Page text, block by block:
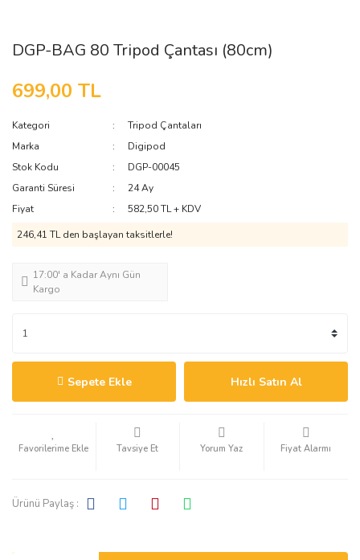
DGP-BAG 80 Tripod Çantası (80cm)
699,00 TL
Kategori
Tripod Çantaları
Marka
Digipod
Stok Kodu
DGP-00045
Garanti Süresi
24 Ay
Fiyat
582,50 TL + KDV
246,41 TL den başlayan taksitlerle!
17:00' a Kadar Aynı Gün
Kargo
Sepete Ekle Hızlı Satın Al
Tavsiye Et Yorum Yaz Fiyat Alarmı
Ürünü Paylaş :